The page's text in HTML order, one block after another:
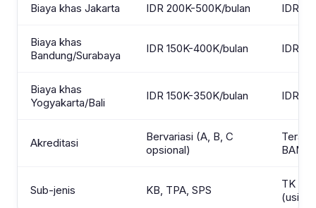
Biaya khas Jakarta IDR 200K-500K/bulan IDR
Biaya khas
Bandung/Surabaya
IDR 150K-400K/bulan IDR
Biaya khas
Yogyakarta/Bali
IDR 150K-350K/bulan IDR
Akreditasi
Bervariasi (A, B, C
opsional)
BAN-
Sub-jenis KB, TPA, SPS
TK A
(usia